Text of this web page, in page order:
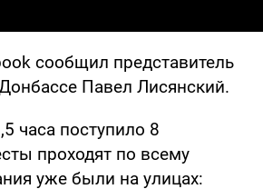
сообщил представитель
Павел Лисянский.
часа поступило 8
проходят по всему
уже были на улицах: